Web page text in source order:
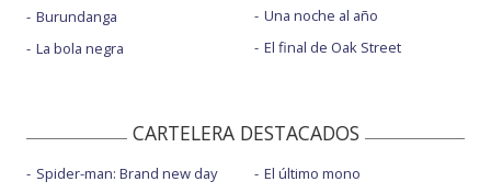
Burundanga
La bola negra
Una noche al año
El final de Oak Street
CARTELERA DESTACADOS
Spider-man: Brand new day
El último mono